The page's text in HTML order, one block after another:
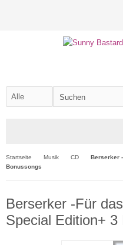
Startseite Musik CD
Berserker
Bonussongs
Berserker -Für
Special Edition+ 3